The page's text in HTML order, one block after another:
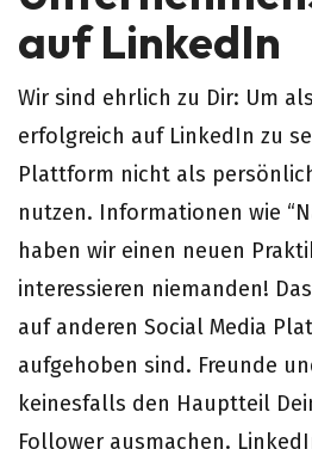
auf LinkedIn
Wir sind ehrlich zu Dir: Um
erfolgreich auf LinkedIn zu
Plattform nicht als
nutzen. Informationen wie
haben wir einen neuen
interessieren niemanden!
auf anderen Social Media
aufgehoben sind. Freunde
keinesfalls den Hauptteil
Follower ausmachen.